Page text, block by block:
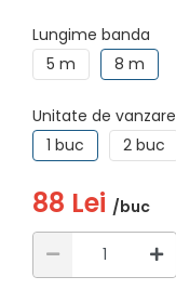
Lungime banda
5 m
8 m
Unitate de vanzare
1 buc
2 buc
88 Lei /buc